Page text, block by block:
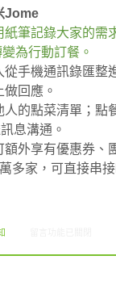
Jome
筆記錄大家的需
為行動訂餐。
手機通訊錄匯整
回應。
的點菜清單；點
息溝通。
外享有優惠券、
多家，可直接串